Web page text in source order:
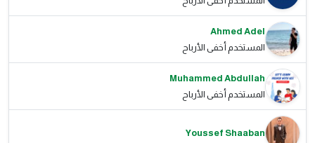
Ahmed Adel
المستخدم أخفى الأرباح
Muhammed Abdullah
المستخدم أخفى الأرباح
Youssef Shaaban